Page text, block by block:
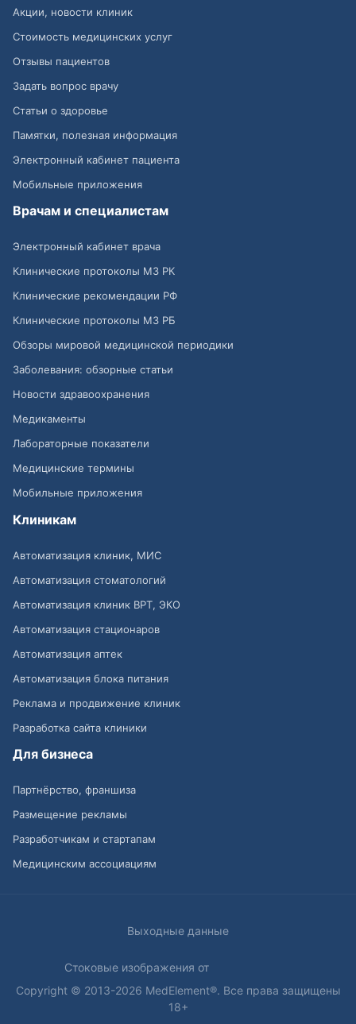
Акции, новости клиник
Стоимость медицинских услуг
Отзывы пациентов
Задать вопрос врачу
Статьи о здоровье
Памятки, полезная информация
Электронный кабинет пациента
Мобильные приложения
Врачам и специалистам
Электронный кабинет врача
Клинические протоколы МЗ РК
Клинические рекомендации РФ
Клинические протоколы МЗ РБ
Обзоры мировой медицинской периодики
Заболевания: обзорные статьи
Новости здравоохранения
Медикаменты
Лабораторные показатели
Медицинские термины
Мобильные приложения
Клиникам
Автоматизация клиник, МИС
Автоматизация стоматологий
Автоматизация клиник ВРТ, ЭКО
Автоматизация стационаров
Автоматизация аптек
Автоматизация блока питания
Реклама и продвижение клиник
Разработка сайта клиники
Для бизнеса
Партнёрство, франшиза
Размещение рекламы
Разработчикам и стартапам
Медицинским ассоциациям
Выходные данные
Стоковые изображения от
Copyright © 2013-2026 MedElement®. Все права защищены
18+